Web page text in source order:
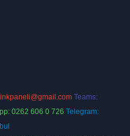
Teams:
0262 606 0 726 Telegram: